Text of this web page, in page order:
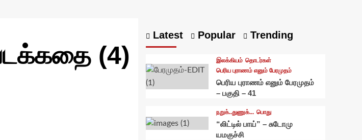
(4)
Latest Popular Trending
இலக்கியம் தொடர்கள்
பெரிய புராணம் எனும் பேரமுதம்
பெரிய புராணம் எனும் பேரமுதம்
– பகுதி – 41
நறுக்..துணுக்... பொது
“லிட்டில் பாய்” – சுடோமு
யமகுச்சி